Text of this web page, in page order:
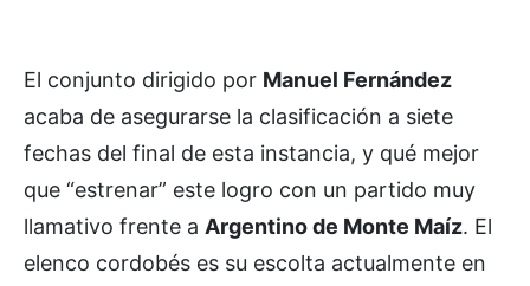
El conjunto dirigido por Manuel Fernández
acaba de asegurarse la clasificación a siete
fechas del final de esta instancia, y qué mejor
que “estrenar” este logro con un partido muy
llamativo frente a Argentino de Monte Maíz. El
elenco cordobés es su escolta actualmente en